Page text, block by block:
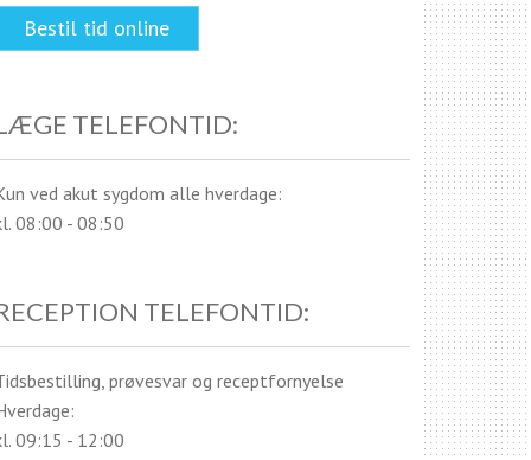
Bestil tid online
TELEFONTID:
ved akut sygdom alle hverdage:
08:00 - 08:50
TELEFONTID:
prøvesvar og receptfornyelse
09:15 - 12:00